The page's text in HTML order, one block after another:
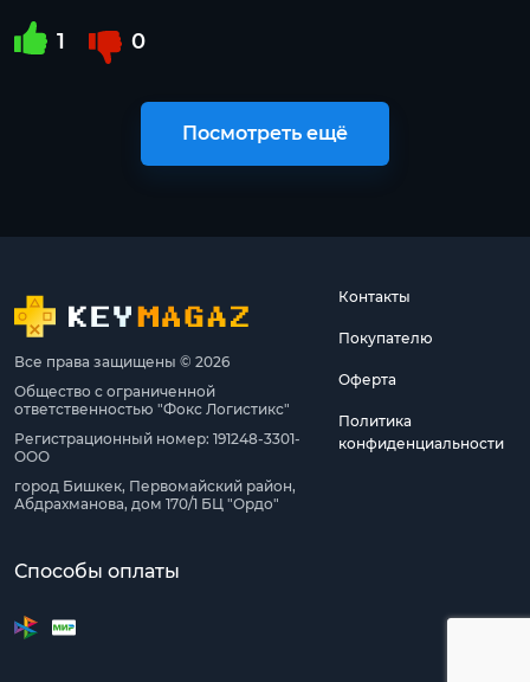
1 0
Посмотреть ещё
Все права защищены © 2026
Общество с ограниченной
ответственностью "Фокс Логистикс"
Регистрационный номер: 191248-3301-
ООО
город Бишкек, Первомайский район,
Абдрахманова, дом 170/1 БЦ "Ордо"
Контакты
Покупателю
Оферта
Политика
конфиденциальности
Способы оплаты